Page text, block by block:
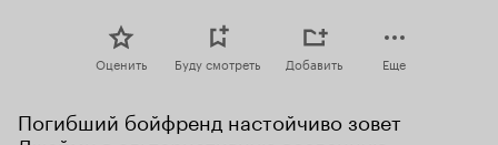
Оценить Буду смотреть Добавить Еще
Погибший бойфренд настойчиво зовет